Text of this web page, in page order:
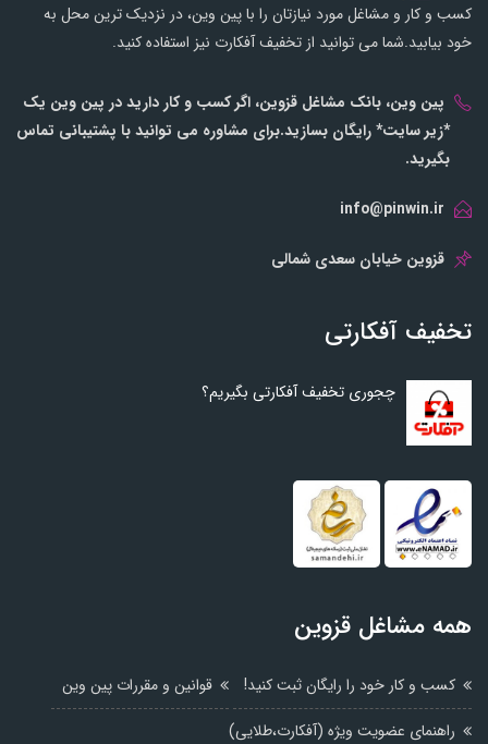
کسب و کار و مشاغل مورد نیازتان را با پین وین، در نزدیک ترین محل به
خود بیابید.شما می توانید از تخفیف آفکارت نیز استفاده کنید.
پین وین، بانک مشاغل قزوین، اگر کسب و کار دارید در پین وین یک
*زیر سایت* رایگان بسازید.برای مشاوره می توانید با پشتیبانی تماس
بگیرید.
info@pinwin.ir
قزوین خیابان سعدی شمالی
تخفیف آفکارتی
چجوری تخفیف آفکارتی بگیریم؟
همه مشاغل قزوین
کسب و کار خود را رایگان ثبت کنید!
قوانین و مقررات پین وین
راهنمای عضویت ویژه (آفکارت،طلایی)